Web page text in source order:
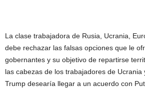
La clase trabajadora de Rusia, Ucrania,
debe rechazar las falsas opciones que le
gobernantes y su objetivo de repartirse
las cabezas de los trabajadores de Ucrania
Trump desearía llegar a un acuerdo con